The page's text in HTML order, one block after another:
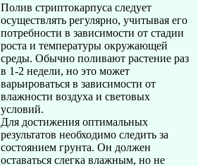
Полив стриптокарпуса следует
осуществлять регулярно, учитывая его
потребности в зависимости от стадии
роста и температуры окружающей
среды. Обычно поливают растение раз
в 1-2 недели, но это может
варьироваться в зависимости от
влажности воздуха и световых
условий.
Для достижения оптимальных
результатов необходимо следить за
состоянием грунта. Он должен
оставаться слегка влажным, но не